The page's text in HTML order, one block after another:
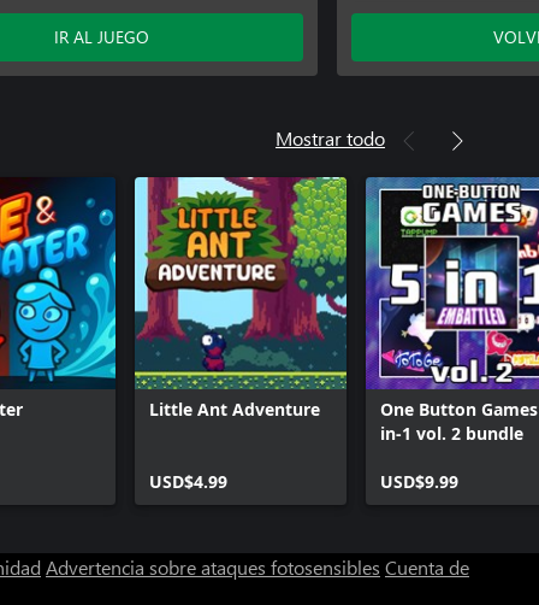
IR AL JUEGO
Synchro Hedgehogs
Mostrar todo
Little Ant Adventure
USD$4.99
One Button
in-1 vol. 2 bundle
USD$9.99
Advertencia sobre ataques fotosensibles Cuenta de